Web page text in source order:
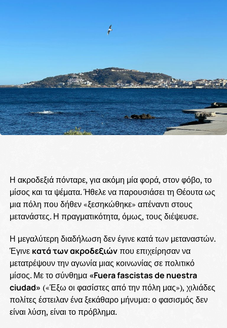
Η ακροδεξιά πόνταρε, για ακόμη μία φορά, στον φόβο, το
μίσος και τα ψέματα. Ήθελε να παρουσιάσει τη Θέουτα ως
μια πόλη που δήθεν «ξεσηκώθηκε» απέναντι στους
μετανάστες. Η πραγματικότητα, όμως, τους διέψευσε.
Η μεγαλύτερη διαδήλωση δεν έγινε κατά των μεταναστών.
Έγινε κατά των ακροδεξιώνπου επιχείρησαν να
μετατρέψουν την αγωνία μιας κοινωνίας σε πολιτικό
μίσος. Με το σύνθημα «Fuera fascistas de nuestra
ciudad» («Έξω οι φασίστες από την πόλη μας»), χιλιάδες
πολίτες έστειλαν ένα ξεκάθαρο μήνυμα: ο φασισμός δεν
είναι λύση, είναι το πρόβλημα.